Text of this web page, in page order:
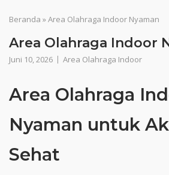
Beranda »Area Olahraga Indoor Nyaman
Area Olahraga Indoor
Juni 10, 2026 Area Olahraga Indoor
Area Olahraga
Nyaman untuk
Sehat